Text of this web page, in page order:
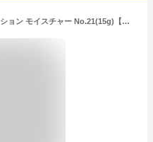
ミシャ M クッションファンデーション モイスチャー No.21(15g)【ミシャ(MISSHA)】